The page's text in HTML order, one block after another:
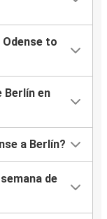
to
Berlín en
a Berlín?
de